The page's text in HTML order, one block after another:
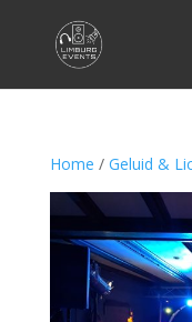
Home / Geluid &